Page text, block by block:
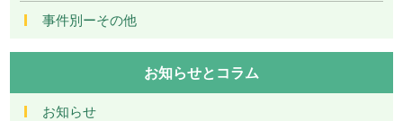
事件別ーその他
お知らせとコラム
お知らせ